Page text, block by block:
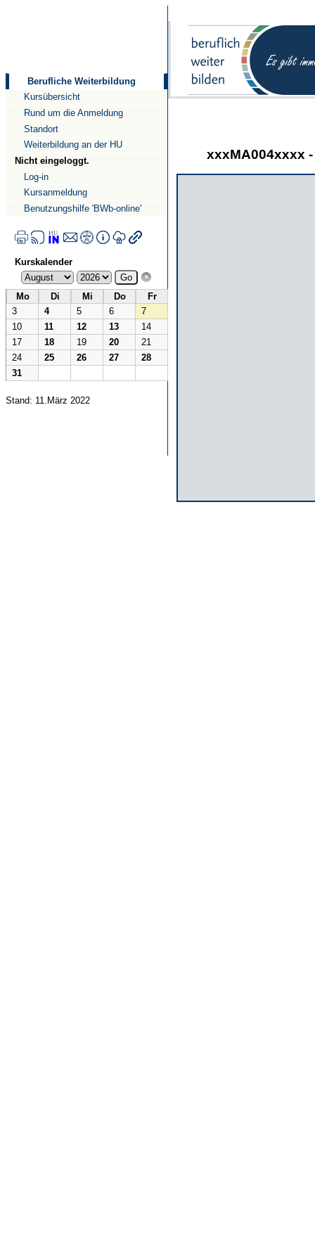
Berufliche Weiterbildung
Kursübersicht
Rund um die Anmeldung
Standort
Weiterbildung an der HU
Nicht eingeloggt.
Log-in
Kursanmeldung
Benutzungshilfe 'BWb-online'
Kurskalender
Mo Di Mi Do
Fr
3
4 5 6
7
10
11 12 13
14
17
18 19 20
21
24
25 26 27
28
31
Stand: 11.März 2022
xxxMA004xxxx